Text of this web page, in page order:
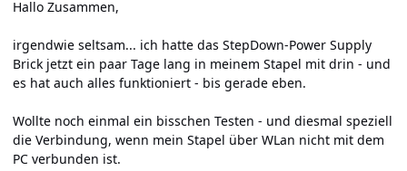
Hallo Zusammen,
irgendwie seltsam... ich hatte das StepDown-Power Supply
Brick jetzt ein paar Tage lang in meinem Stapel mit drin - und
es hat auch alles funktioniert - bis gerade eben.
Wollte noch einmal ein bisschen Testen - und diesmal speziell
die Verbindung, wenn mein Stapel über WLan nicht mit dem
PC verbunden ist.